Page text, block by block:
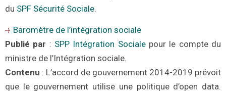
du SPF Sécurité Sociale.
Baromètre de l’intégration sociale
Publié par : SPP Intégration Socialepour le compte du
ministre de l’Intégration sociale.
Contenu : L’accord de gouvernement 2014-2019 prévoit
que le gouvernement utilise une politique d’open data.